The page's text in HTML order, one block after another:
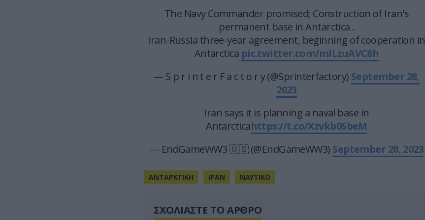
The Navy Commander promised; Construction of Iran's
permanent base in Antarctica .
Iran-Russia three-year agreement, beginning of cooperation in
Antarctica pic.twitter.com/mlLzuAVC8h
— S p r i n t e r F a c t o r y (@Sprinterfactory) September 28,
2023
Iran says it is planning a naval base in
Antarcticahttps://t.co/Xzvkb0SbeM
— EndGameWW3 🇺🇸 (@EndGameWW3) September 28, 2023
ΑΝΤΑΡΚΤΙΚΗ ΙΡΑΝ ΝΑΥΤΙΚΟ
ΣΧΟΛΙΑΣΤΕ ΤΟ ΑΡΘΡΟ